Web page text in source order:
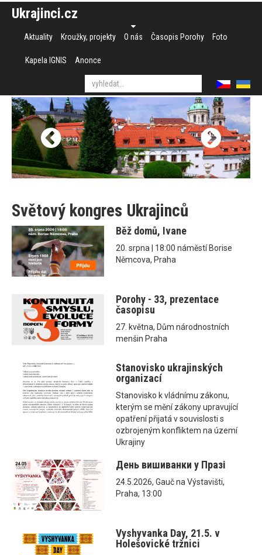
Ukrajinci.cz
Aktuality Kroužky, projekty O nás Časopis Porohy Foto
Kapela IGNIS Anonce
Světový kongres Ukrajinců
Běž domů, Ivane
20. srpna | 18:00 náměstí Borise
Němcova, Praha
Porohy - 33, prezentace
časopisu
27. května, Dům národnostních
menšin Praha
Stanovisko ukrajinských
organizací
Stanovisko k vládnímu zákonu,
kterým se mění zákony upravující
opatření přijatá v souvislosti s
ozbrojeným konfliktem na území
Ukrajiny
День вишиванки у Празі
24.5.2026, Gauč na Výstavišti,
Praha, 13:00
Vyshyvanka Day, 21.5. v
Holešovické tržnici